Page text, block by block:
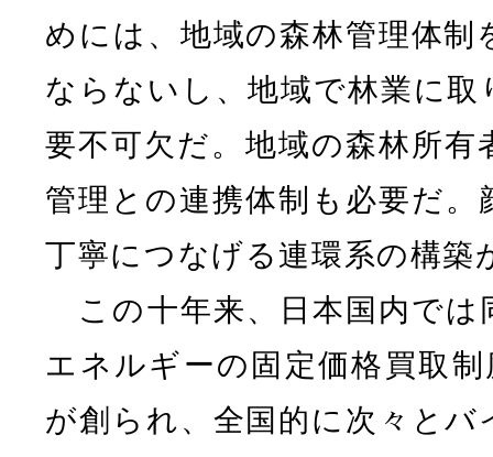
めには、地域の森林管理体
ならないし、地域で林業に
要不可欠だ。地域の森林所有
管理との連携体制も必要だ
丁寧につなげる連環系の構築
この十年来、日本国内では
エネルギーの固定価格買取
が創られ、全国的に次々と